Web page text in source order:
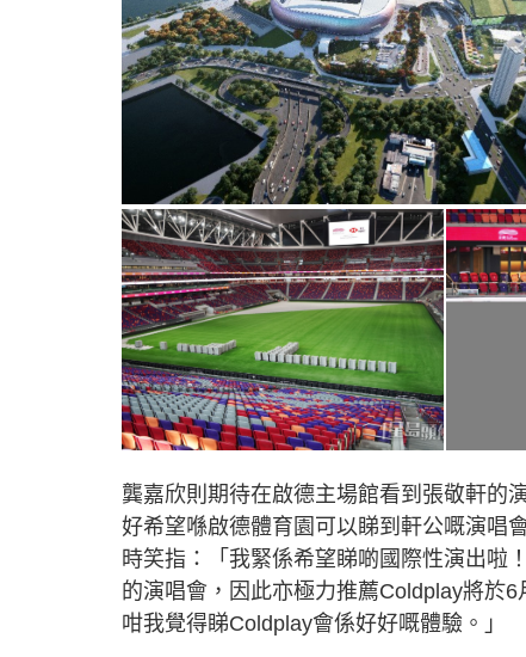
龔嘉欣則期待在啟德主場館看到張敬軒的
好希望喺啟德體育園可以睇到軒公嘅演唱
時笑指：「我緊係希望睇啲國際性演出啦
的演唱會，因此亦極力推薦Coldplay將於
咁我覺得睇Coldplay會係好好嘅體驗。」